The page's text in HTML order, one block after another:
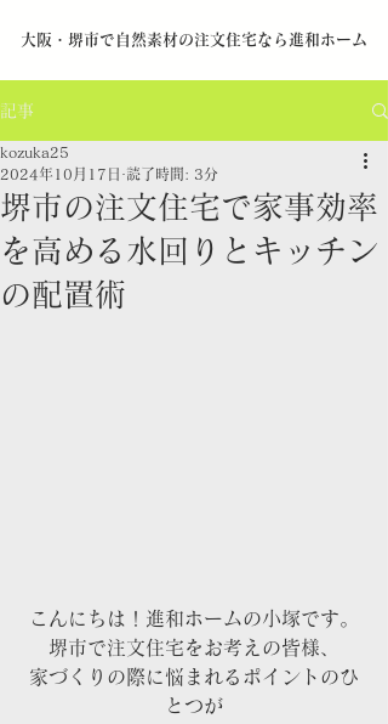
​大阪・堺市で自然素材の注文住宅なら進和ホーム
記事
堺市の注文住宅で家事効率
を高める水回りとキッチン
の配置術
kozuka25
2024年10月17日
読了時間: 3分
こんにちは！進和ホームの小塚です。
堺市で注文住宅をお考えの皆様、
家づくりの際に悩まれるポイントのひ
とつが